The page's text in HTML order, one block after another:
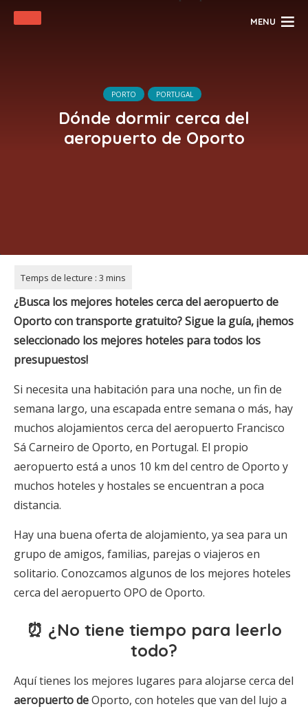
MENU
PORTO PORTUGAL
Dónde dormir cerca del
aeropuerto de Oporto
¿Busca los mejores hoteles cerca del aeropuerto de
Oporto con transporte gratuito? Sigue la guía, ¡hemos
seleccionado los mejores hoteles para todos los
presupuestos!
Si necesita una habitación para una noche, un fin de
semana largo, una escapada entre semana o más, hay
muchos alojamientos cerca del aeropuerto Francisco
Sá Carneiro de Oporto, en Portugal. El propio
aeropuerto está a unos 10 km del centro de Oporto y
muchos hoteles y hostales se encuentran a poca
distancia.
Hay una buena oferta de alojamiento, ya sea para un
grupo de amigos, familias, parejas o viajeros en
solitario. Conozcamos algunos de los mejores hoteles
cerca del aeropuerto OPO de Oporto.
⏰ ¿No tiene tiempo para leerlo
todo?
Aquí tienes los mejores lugares para alojarse cerca del
aeropuerto deOporto, con hoteles que van del lujo a